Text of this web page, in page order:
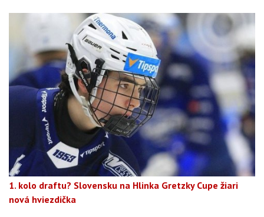
1. kolo draftu? Slovensku na Hlinka Gretzky Cupe žiari
nová hviezdička